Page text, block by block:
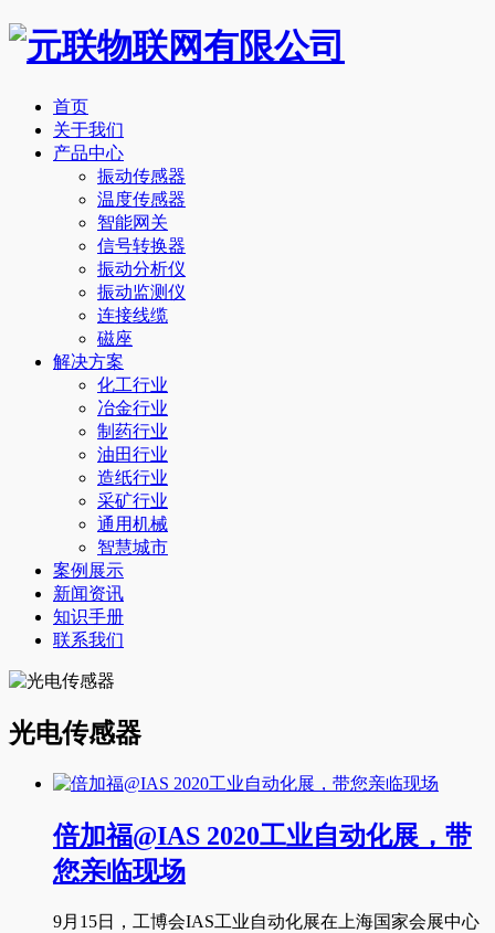
首页
关于我们
产品中心
振动传感器
温度传感器
智能网关
信号转换器
振动分析仪
振动监测仪
连接线缆
磁座
解决方案
化工行业
冶金行业
制药行业
油田行业
造纸行业
采矿行业
通用机械
智慧城市
案例展示
新闻资讯
知识手册
联系我们
光电传感器
倍加福@IAS 2020工业自动化展，带
您亲临现场
9月15日，工博会IAS工业自动化展在上海国家会展中心